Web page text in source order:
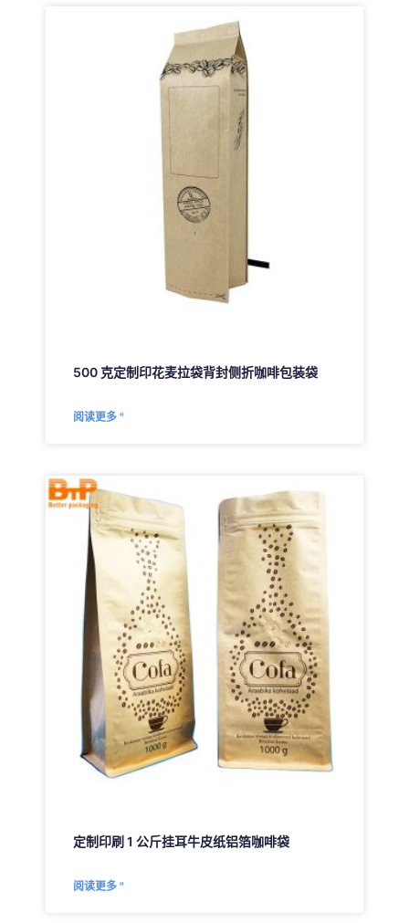
500 克定制印花麦拉袋背封侧折咖啡包装袋
阅读更多 "
定制印刷 1 公斤挂耳牛皮纸铝箔咖啡袋
阅读更多 "